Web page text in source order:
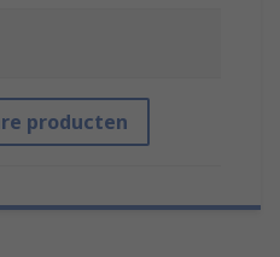
producten